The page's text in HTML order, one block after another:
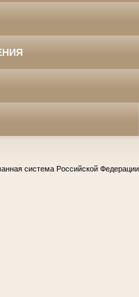
система Российской